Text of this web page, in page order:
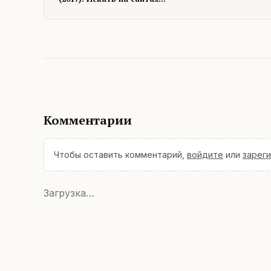
Стрельбицкого.
Комментарии
Чтобы оставить комментарий, войдите или
Загрузка…